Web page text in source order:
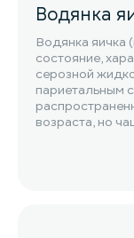
Водянка
Водянка яичка
состояние,
серозной
париетальным
возраста, но